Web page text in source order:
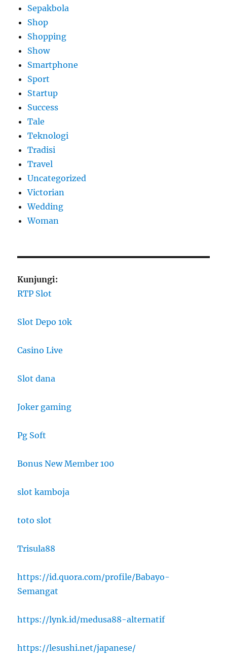
Sepakbola
Shop
Shopping
Show
Smartphone
Sport
Startup
Success
Tale
Teknologi
Tradisi
Travel
Uncategorized
Victorian
Wedding
Woman
Kunjungi:
RTP Slot
Slot Depo 10k
Casino Live
Slot dana
Joker gaming
Pg Soft
Bonus New Member 100
slot kamboja
toto slot
Trisula88
https://id.quora.com/profile/Babayo-
Semangat
https://lynk.id/medusa88-alternatif
https://lesushi.net/japanese/